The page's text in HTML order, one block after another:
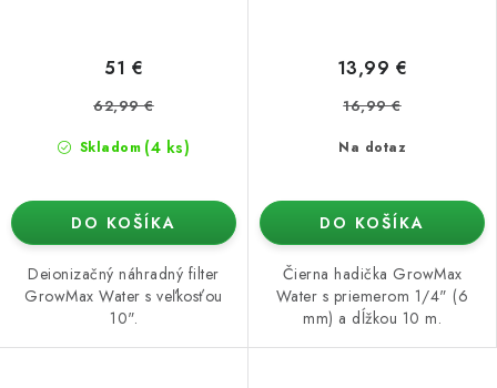
Skladom (4 ks)
51 €
62,99 €
DO KOŠÍKA
Deionizačný náhradný filter
GrowMax Water s veľkosťou
10".
Na dotaz
13,99 €
16,99 €
DO KOŠÍKA
Čierna hadička GrowMax
Water s priemerom 1/4" (6
mm) a dĺžkou 10 m.